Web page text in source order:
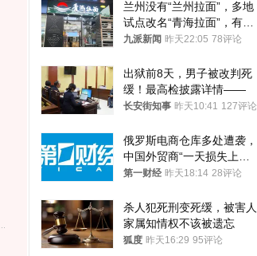
兰州没有“兰州拉面”，多地
试点改名“青海拉面”，有商
家改名已两年
九派新闻 昨天22:05 78评论
出狱前8天，男子被改判死
缓！最高检披露详情——
长安街知事 昨天10:41 127评论
俄罗斯电商仓库多处遭袭，
中国外贸商“一天损失上
万”紧急清仓
第一财经 昨天18:14 28评论
杀人犯死刑变死缓，被害人
家属知情权不该被遗忘
狐度 昨天16:29 95评论